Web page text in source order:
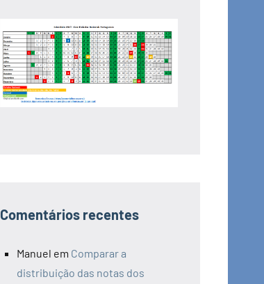
Comentários recentes
Manuel em Comparar a
distribuição das notas dos